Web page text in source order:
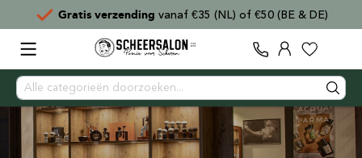
of €50 (BE & DE) Voor15:00besteld,direct